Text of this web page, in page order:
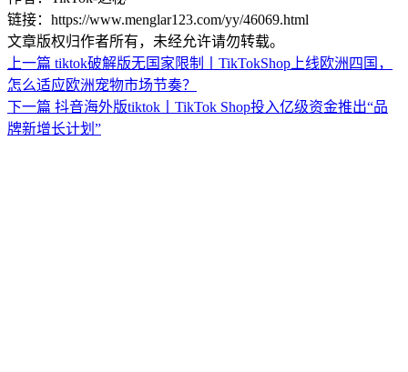
链接：https://www.menglar123.com/yy/46069.html
文章版权归作者所有，未经允许请勿转载。
上一篇 tiktok破解版无国家限制丨TikTokShop上线欧洲四国，
怎么适应欧洲宠物市场节奏？
下一篇 抖音海外版tiktok丨TikTok Shop投入亿级资金推出“品
牌新增长计划”